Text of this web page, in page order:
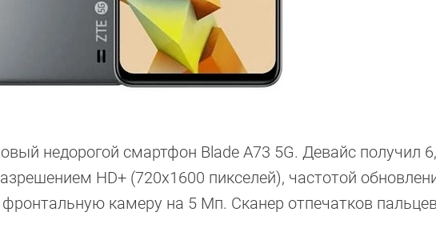
недорогой смартфон Blade A73 5G. Девайс получил
HD+ (720x1600 пикселей), частотой
камеру на 5 Мп. Сканер отпечатков